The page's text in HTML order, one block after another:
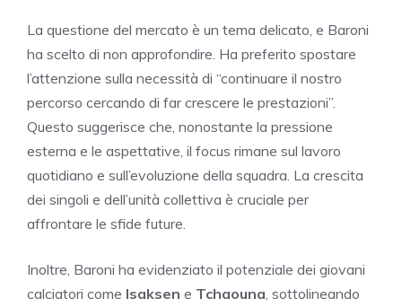
La questione del mercato è un tema delicato, e Baroni
ha scelto di non approfondire. Ha preferito spostare
l’attenzione sulla necessità di “continuare il nostro
percorso cercando di far crescere le prestazioni”.
Questo suggerisce che, nonostante la pressione
esterna e le aspettative, il focus rimane sul lavoro
quotidiano e sull’evoluzione della squadra. La crescita
dei singoli e dell’unità collettiva è cruciale per
affrontare le sfide future.
Inoltre, Baroni ha evidenziato il potenziale dei giovani
calciatori come Isaksen e Tchaouna , sottolineando